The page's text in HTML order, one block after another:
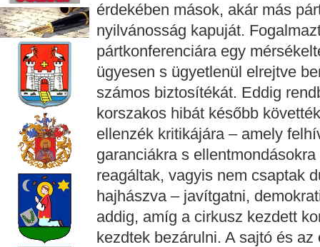
érdekében mások, akár más
nyilvánosság kapuját.
pártkonferenciára egy
ügyesen s ügyetlenül elrejtve
számos biztosítékát. Eddig
korszakos hibát később
ellenzék kritikájára – amely
garanciákra s
reagáltak, vagyis nem csaptak
hajhászva – javítgatni,
addig, amíg a cirkusz kezdett
kezdtek bezárulni. A sajtó és